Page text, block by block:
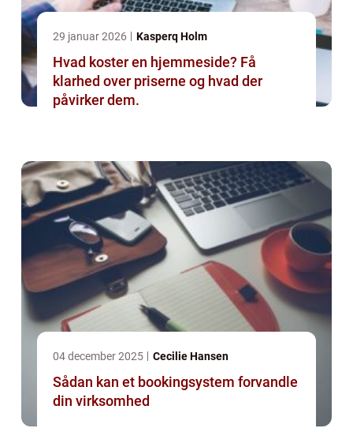
29 januar 2026 Kasperq Holm
Hvad koster en hjemmeside? Få
klarhed over priserne og hvad der
påvirker dem.
04 december 2025 Cecilie Hansen
Sådan kan et bookingsystem forvandle
din virksomhed